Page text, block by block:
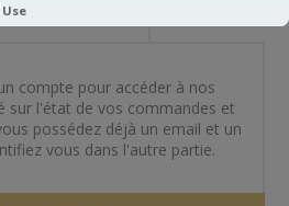
CLIENT
compte pour accéder à nos
sur l'état de vos commandes et
possédez déjà un email et un
vous dans l'autre partie.